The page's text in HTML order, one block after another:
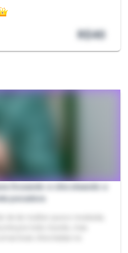
R$40
Gozando e chicoteando a
pecadora